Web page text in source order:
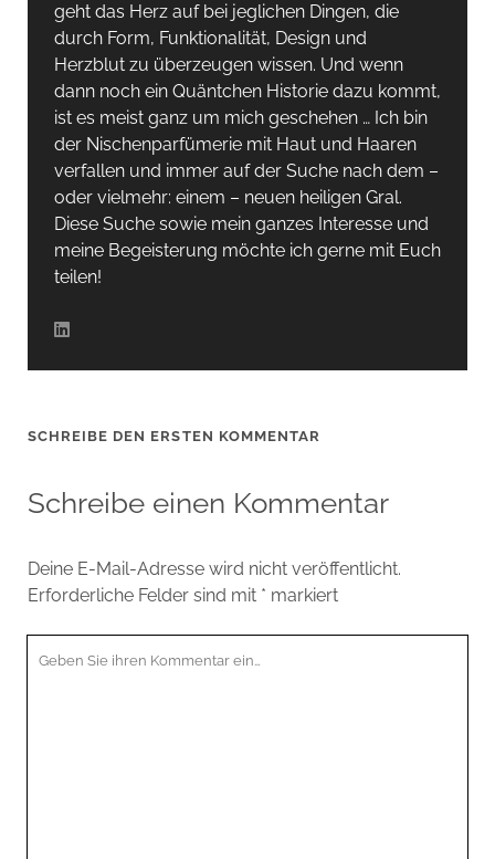
geht das Herz auf bei jeglichen Dingen, die
durch Form, Funktionalität, Design und
Herzblut zu überzeugen wissen. Und wenn
dann noch ein Quäntchen Historie dazu kommt,
ist es meist ganz um mich geschehen … Ich bin
der Nischenparfümerie mit Haut und Haaren
verfallen und immer auf der Suche nach dem –
oder vielmehr: einem – neuen heiligen Gral.
Diese Suche sowie mein ganzes Interesse und
meine Begeisterung möchte ich gerne mit Euch
teilen!
SCHREIBE DEN ERSTEN KOMMENTAR
Schreibe einen Kommentar
Deine E-Mail-Adresse wird nicht veröffentlicht.
Erforderliche Felder sind mit * markiert